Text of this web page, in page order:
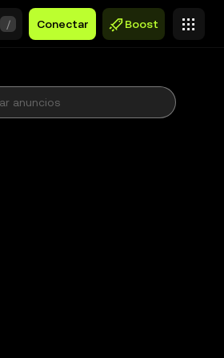
/ Conectar Boost